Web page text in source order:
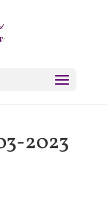
2023